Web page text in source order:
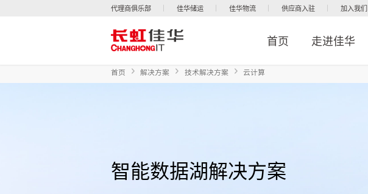
代理商俱乐部 佳华储运 佳华物流 供应商入驻 加入我们
首页 走进佳华
首页 解决方案 技术解决方案 云计算
智能数据湖解决方案